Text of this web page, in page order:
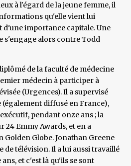
à l'égard de la jeune femme, il
qu'elle vient lui
importance capitale. Une
s'engage alors contre Todd
de la faculté de médecine
médecin à participer à
(Urgences). Il a supervisé
(également diffusé en France),
pendant onze ans ; la
24 Emmy Awards, et en a
Golden Globe. Jonathan Greene
de télévision. Il a lui aussi travaillé
et c'est là qu'ils se sont